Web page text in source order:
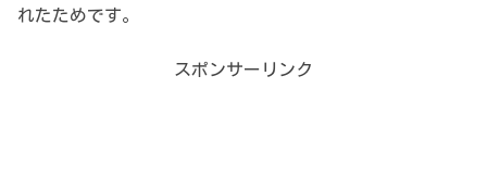
れたためです。
スポンサーリンク